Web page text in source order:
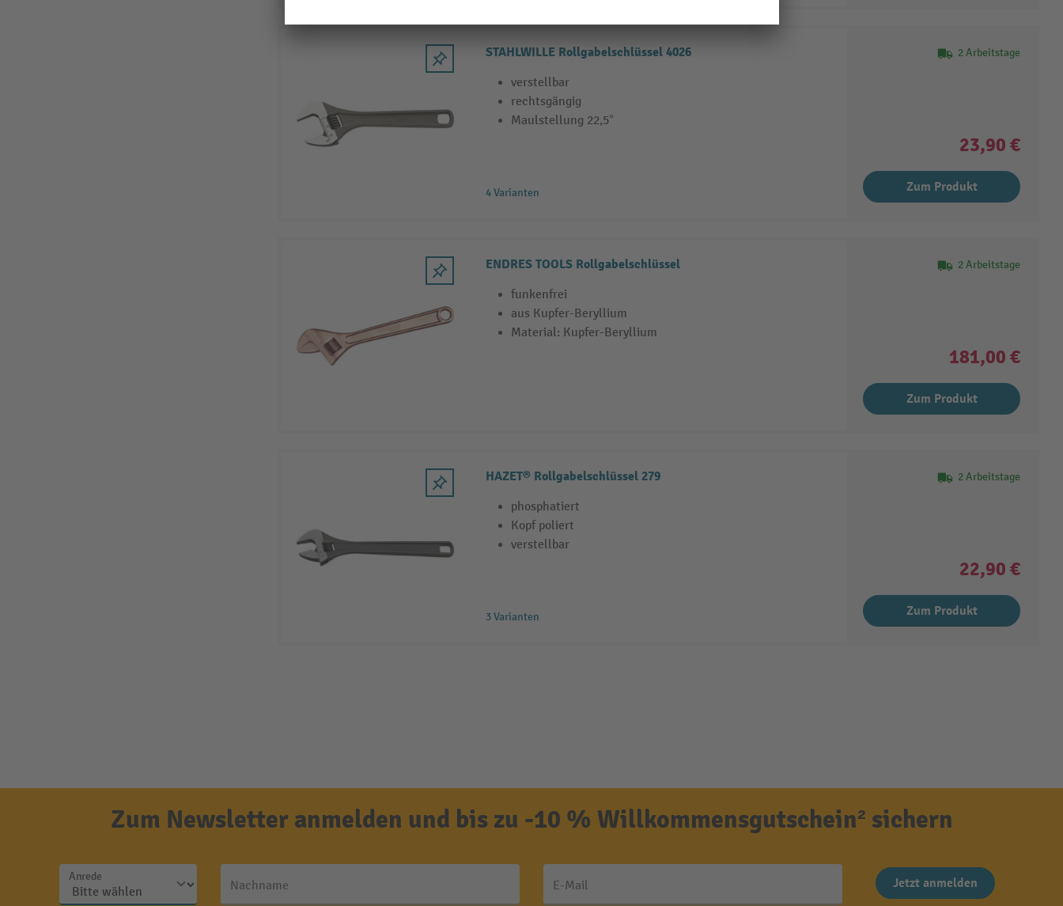
STAHLWILLE Rollgabelschlüssel 4026
verstellbar
rechtsgängig
Maulstellung 22,5°
4 Varianten
2 Arbeitstage
23,90 €
Zum Produkt
ENDRES TOOLS Rollgabelschlüssel
funkenfrei
aus Kupfer-Beryllium
Material: Kupfer-Beryllium
2 Arbeitstage
181,00 €
Zum Produkt
HAZET® Rollgabelschlüssel 279
phosphatiert
Kopf poliert
verstellbar
3 Varianten
2 Arbeitstage
22,90 €
Zum Produkt
Zum Newsletter anmelden und bis zu -10 % Willkommensgutschein² sichern
Anrede
Nachname E-Mail Jetzt anmelden